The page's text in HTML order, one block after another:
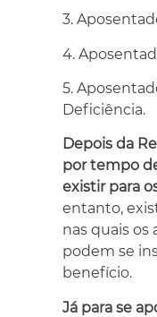
3.
4.
5.
Deficiência.
Depois da
por tempo
existir para
entanto,
nas quais os
podem se
benefício.
Já para se